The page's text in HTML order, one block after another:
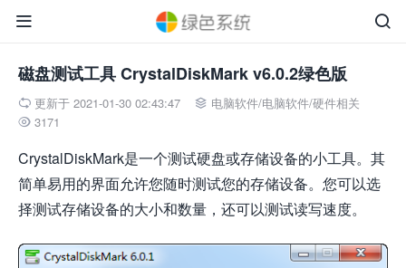


磁盘测试工具 CrystalDiskMark v6.0.2绿色版
 更新于 2021-01-30 02:43:47  电脑软件/电脑软件/硬件相关
 3171
CrystalDiskMark是一个测试硬盘或存储设备的小工具。其
简单易用的界面允许您随时测试您的存储设备。您可以选
择测试存储设备的大小和数量，还可以测试读写速度。